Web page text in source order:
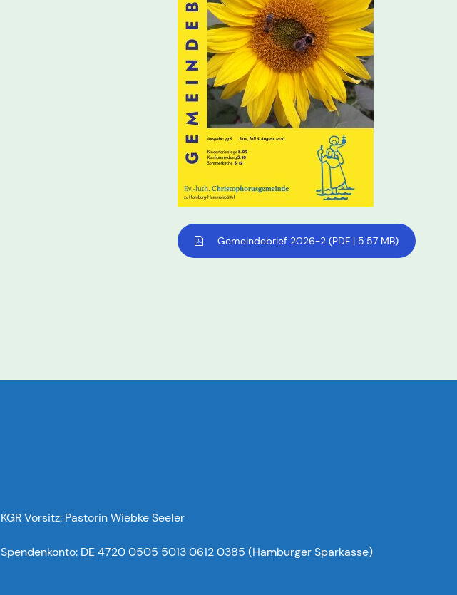
Gemeindebrief 2026-2 (PDF | 5.57 MB)
KGR Vorsitz: Pastorin Wiebke Seeler
Spendenkonto: DE 4720 0505 5013 0612 0385 (Hamburger Sparkasse)